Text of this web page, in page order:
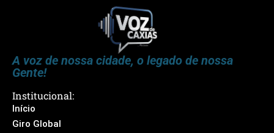
A voz de nossa cidade, o legado de nossa
Gente!
Institucional:
Início
Giro Global